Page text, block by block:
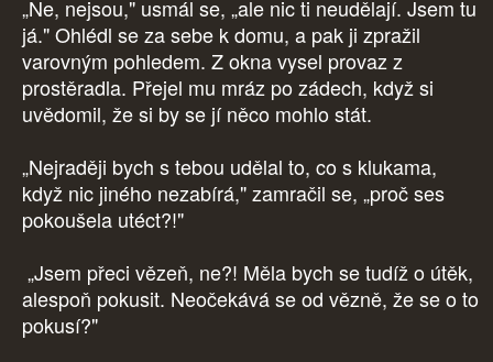
„Ne, nejsou," usmál se, „ale nic ti neudělají. Jsem tu
já." Ohlédl se za sebe k domu, a pak ji zpražil
varovným pohledem. Z okna vysel provaz z
prostěradla. Přejel mu mráz po zádech, když si
uvědomil, že si by se jí něco mohlo stát.
„Nejraději bych s tebou udělal to, co s klukama,
když nic jiného nezabírá," zamračil se, „proč ses
pokoušela utéct?!"
„Jsem přeci vězeň, ne?! Měla bych se tudíž o útěk,
alespoň pokusit. Neočekává se od vězně, že se o to
pokusí?"